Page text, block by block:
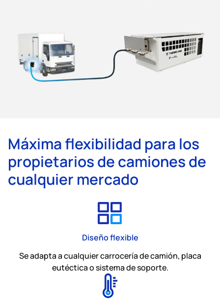
Máxima flexibilidad para los
propietarios de camiones de
cualquier mercado
Diseño flexible
Se adapta a cualquier carrocería de camión, placa
eutéctica o sistema de soporte.